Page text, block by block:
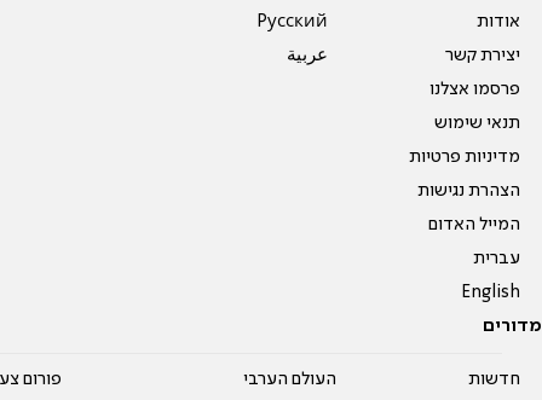
אודות
יצירת קשר
פרסמו אצלנו
תנאי שימוש
מדיניות פרטיות
הצהרת נגישות
המייל האדום
עברית
English
Pусский
عربية
מדורים
חדשות העולם הערבי פורום